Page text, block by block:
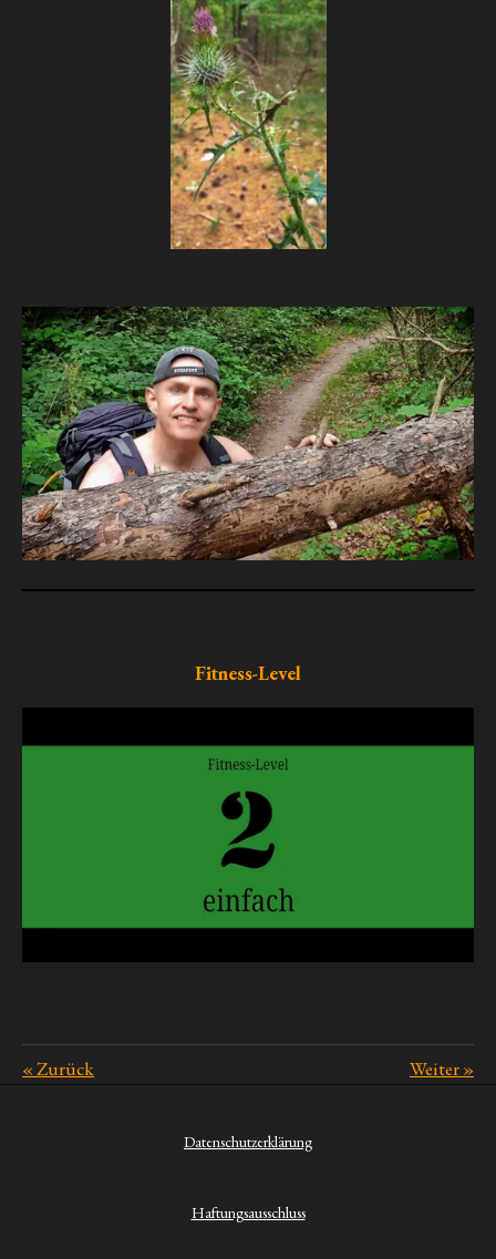
Fitness-Level
«Zurück Weiter»
Datenschutzerklärung
Haftungsausschluss